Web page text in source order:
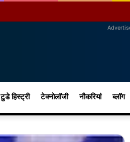
टुडे हिस्ट्री टेक्नोलॉजी नौकरियां ब्लॉग